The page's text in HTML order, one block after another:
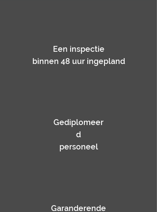
Een inspectie
binnen 48 uur ingepland
Gediplomeer
d
personeel
Garanderende